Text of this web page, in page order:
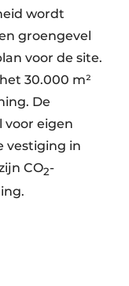
wordt
groengevel
voor de site.
30.000 m²
De
voor eigen
vestiging in
CO2-